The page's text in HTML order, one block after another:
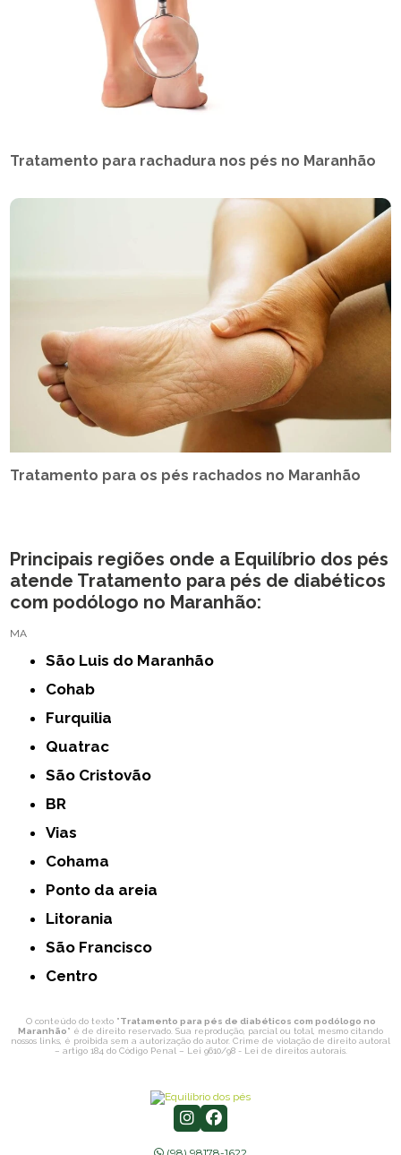
Tratamento para rachadura nos pés no Maranhão
Tratamento para os pés rachados no Maranhão
Principais regiões onde a Equilíbrio dos pés
atende Tratamento para pés de diabéticos
com podólogo no Maranhão:
MA
São Luis do Maranhão
Cohab
Furquilia
Quatrac
São Cristovão
BR
Vias
Cohama
Ponto da areia
Litorania
São Francisco
Centro
O conteúdo do texto "Tratamento para pés de diabéticos com podólogo no
Maranhão" é de direito reservado. Sua reprodução, parcial ou total, mesmo citando
nossos links, é proibida sem a autorização do autor. Crime de violação de direito autoral
– artigo 184 do Código Penal – Lei 9610/98 - Lei de direitos autorais.